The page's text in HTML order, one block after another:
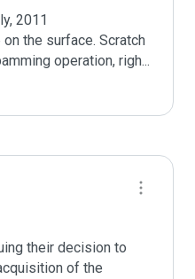
2011
the surface. Scratch
operation, righ...
their decision to
of the